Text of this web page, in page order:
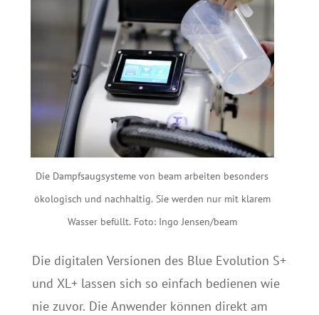
Die Dampfsaugsysteme von beam arbeiten besonders
ökologisch und nachhaltig. Sie werden nur mit klarem
Wasser befüllt. Foto: Ingo Jensen/beam
Die digitalen Versionen des Blue Evolution S+
und XL+ lassen sich so einfach bedienen wie
nie zuvor. Die Anwender können direkt am